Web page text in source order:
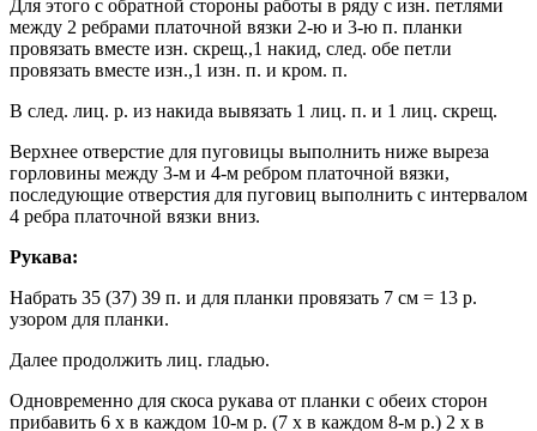
Для этого с обратной стороны работы в ряду с изн. петлями
между 2 ребрами платочной вязки 2-ю и 3-ю п. планки
провязать вместе изн. скрещ.,1 накид, след. обе петли
провязать вместе изн.,1 изн. п. и кром. п.
В след. лиц. р. из накида вывязать 1 лиц. п. и 1 лиц. скрещ.
Верхнее отверстие для пуговицы выполнить ниже выреза
горловины между 3-м и 4-м ребром платочной вязки,
последующие отверстия для пуговиц выполнить с интервалом
4 ребра платочной вязки вниз.
Рукава:
Набрать 35 (37) 39 п. и для планки провязать 7 см = 13 р.
узором для планки.
Далее продолжить лиц. гладью.
Одновременно для скоса рукава от планки с обеих сторон
прибавить 6 х в каждом 10-м р. (7 х в каждом 8-м р.) 2 х в